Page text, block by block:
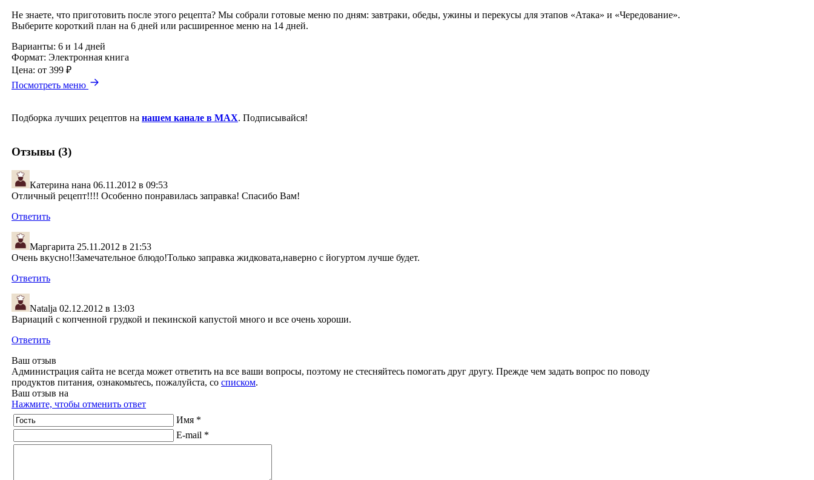
Не знаете, что приготовить после этого рецепта? Мы собрали готовые меню по дням: завтраки, обеды, ужины и перекусы для этапов «Атака» и «Чередование».
Выберите короткий план на 6 дней или расширенное меню на 14 дней.
Варианты: 6 и 14 дней
Формат: Электронная книга
Цена: от 399 ₽
Посмотреть меню
Подборка лучших рецептов на нашем канале в MAX. Подписывайся!
Отзывы (3)
Катерина нана 06.11.2012 в 09:53
Отличный рецепт!!!! Особенно понравилась заправка! Спасибо Вам!
Ответить
Маргарита 25.11.2012 в 21:53
Очень вкусно!!Замечательное блюдо!Только заправка жидковата,наверно с йогуртом лучше будет.
Ответить
Natalja 02.12.2012 в 13:03
Вариаций с копченной грудкой и пекинской капустой много и все очень хороши.
Ответить
Ваш отзыв
Администрация сайта не всегда может ответить на все ваши вопросы, поэтому не стесняйтесь помогать друг другу. Прежде чем задать вопрос по поводу
продуктов питания, ознакомьтесь, пожалуйста, со списком.
Ваш отзыв на
Нажмите, чтобы отменить ответ
Имя *
E-mail *